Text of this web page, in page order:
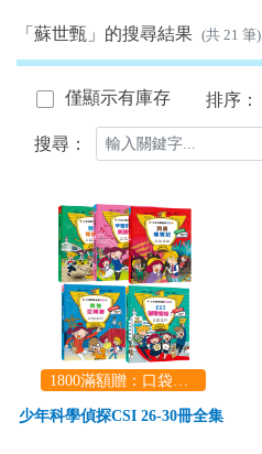
「蘇世甄」的搜尋結果 (共 21 筆)
僅顯示有庫存 排序：
搜尋：
1800滿額贈：口袋玩具一份（隨機出貨） (summer read)
少年科學偵探CSI 26-30冊全集